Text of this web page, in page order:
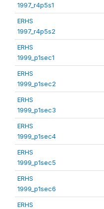
1997_r4p5s1
ERHS
1997_r4p5s2
ERHS
1999_p1sec1
ERHS
1999_p1sec2
ERHS
1999_p1sec3
ERHS
1999_p1sec4
ERHS
1999_p1sec5
ERHS
1999_p1sec6
ERHS